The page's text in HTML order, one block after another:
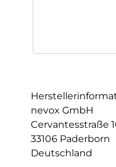
nevox GmbH
Cervantesstraße
33106 Paderborn
Deutschland